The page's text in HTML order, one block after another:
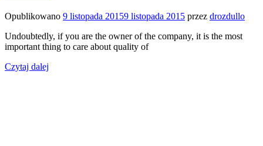
Opublikowano 9 listopada 20159 listopada 2015 przez drozdullo
Undoubtedly, if you are the owner of the company, it is the most
important thing to care about quality of
Czytaj dalej